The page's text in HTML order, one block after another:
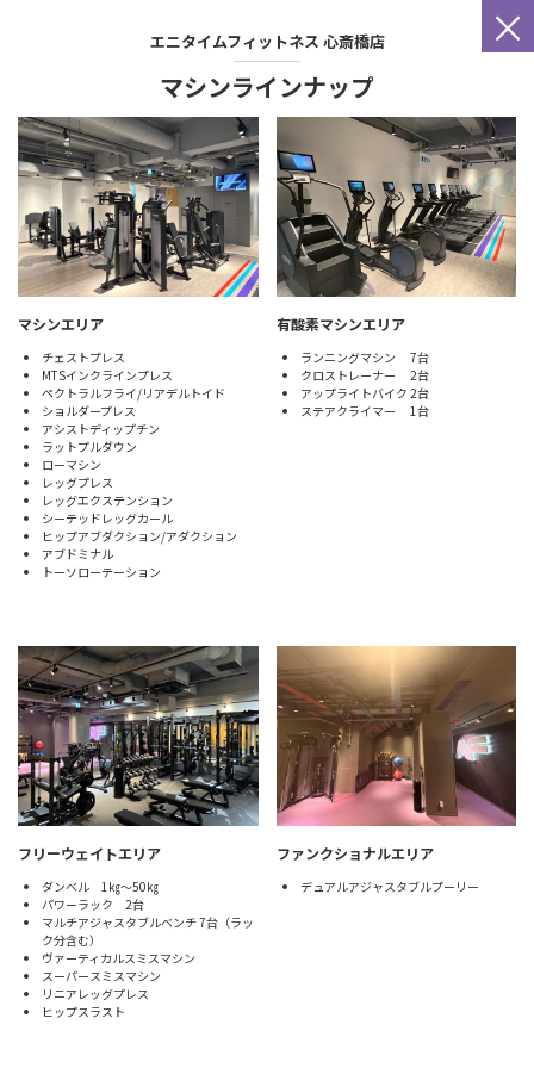
×
エニタイムフィットネス 心斎橋店
マシンラインナップ
マシンエリア
チェストプレス
MTSインクラインプレス
ペクトラルフライ/リアデルトイド
ショルダープレス
アシストディップチン
ラットプルダウン
ローマシン
レッグプレス
レッグエクステンション
シーテッドレッグカール
ヒップアブダクション/アダクション
アブドミナル
トーソローテーション
有酸素マシンエリア
ランニングマシン 7台
クロストレーナー 2台
アップライトバイク 2台
ステアクライマー 1台
フリーウェイトエリア
ダンベル 1㎏～50㎏
パワーラック 2台
マルチアジャスタブルベンチ 7台（ラッ
ク分含む）
ヴァーティカルスミスマシン
スーパースミスマシン
リニアレッグプレス
ヒップスラスト
ファンクショナルエリア
デュアルアジャスタブルプーリー